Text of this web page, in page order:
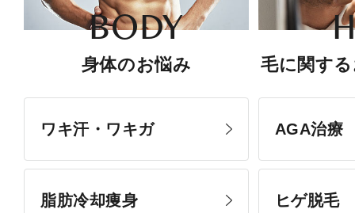
BODY
身体のお悩み
ワキ汗・ワキガ
脂肪冷却痩身
毛に関す
AGA治療
ヒゲ脱毛